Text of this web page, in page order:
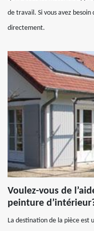
de travail. Si vous avez
directement.
Voulez-vous de
peinture
La destination de la pièce est